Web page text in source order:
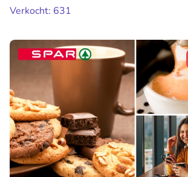
Verkocht: 631